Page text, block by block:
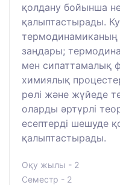
қолдану бойынша
қалыптастырады.
термодинамиканың
заңдары;
мен сипаттамалық
химиялық
рөлі және жүйеде
оларды әртүрлі
есептерді шешуде
қалыптастырады.
Оқу жылы - 2
Семестр - 2